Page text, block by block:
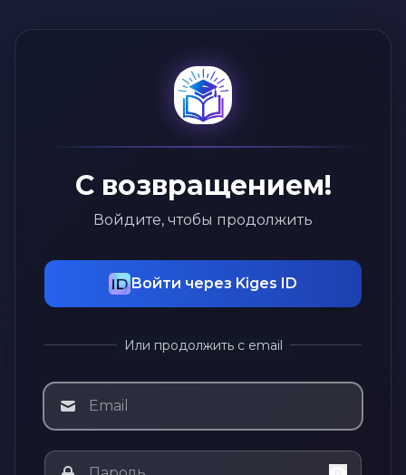
С возвращением!
Войдите, чтобы продолжить
Войти через Kiges ID
Или продолжить с email